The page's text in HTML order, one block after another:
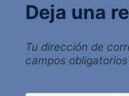
Deja una
Tu dirección de
campos